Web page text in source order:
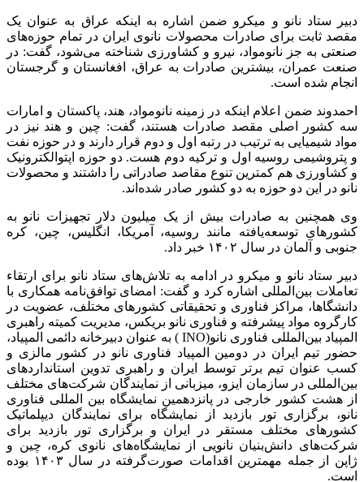
دبیر ستاد نانو و میکرو ضمن اشاره به اینکه عراق به عنوان یک
مقصد ثابت برای صادرات محصولات نانوی ایران در تمام حوزه‌های
صنعتی به جز نانومواد، نیرو و کشاورزی شناخته می‌شود، گفت: در
صنعت عمران، بیشترین صادرات به عراق، افغانستان و گرجستان
انجام شده است.
احمدوند ضمن اعلام اینکه در زمینه نانومواد، هند، پاکستان و امارات
سه کشور اصلی مقصد صادرات هستند، گفت: چین و هند نیز در
مواد شیمیایی به ترتیب در رتبه اول و دوم قرار دارند و در حوزه نفت
و پتروشیمی روسیه اول و ترکیه دوم هست. دو حوزه اپتوالکترونیک
و کشاورزی هم کمترین تنوع مقاصد صادراتی را داشتند و محصولات
نانو در این دو حوزه به دو کشور صادر شده‌اند.
وی همچنین به صادرات بیش از یک میلیون دلار تجهیزات نانو به
کشورهای توسعه‌یافته مانند روسیه، آمریکا، انگلیس، چین، کره
جنوبی و آلمان در سال ۱۴۰۲ خبر داد.
دبیر ستاد نانو و میکرو در ادامه به تلاش‌های ستاد نانو برای ارتقاء
تعاملات بین‌المللی اشاره کرد و گفت: امضای توافق‌نامه همکاری با
دانشگاها، مراکز فناوری و تحقیقاتی کشورهای مختلف، عضویت در
کارگروه مواد پیشرفته و فناوری نانو بریکس، مدیریت کمیته راهبری
المپیاد بین‌المللی فناوری نانو(INO ) به عنوان دبیرخانه دائمی المپیاد،
حضور تیم ایران در دومین المپیاد فناوری نانو در کشور مالزی و
کسب عنوان تیم برتر توسط ایران و راهبری تدوین استانداردهای
بین‌المللی در سازمان ایزو، میزبانی از نمایندگان شرکت‌های مختلف
از هشت کشور خارجی در پانزدهمین نمایشگاه بین المللی فناوری
نانو، برگزاری تور بازدید از نمایشگاه برای نمایندگان دیپلماتیک
کشورهای مختلف مستقر در ایران و برگزاری تور بازدید برای
شرکت‌های دانش‌بنیان نانویی از نمایشگاه‌های نانوی کره، چین و
ژاپن از جمله مهمترین اقدامات صورت‌گرفته در سال ۱۴۰۳ بوده
است.